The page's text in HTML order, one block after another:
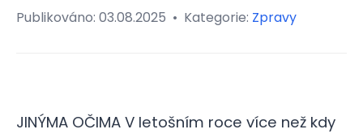
Publikováno: 03.08.2025 • Kategorie: Zpravy
JINÝMA OČIMA V letošním roce více než kdy